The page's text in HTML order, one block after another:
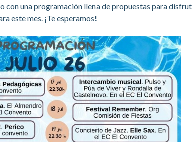
con una programación llena de propuestas para
este mes. ¡Te esperamos!